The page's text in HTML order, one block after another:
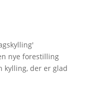
'
nye forestilling
kylling, der er glad